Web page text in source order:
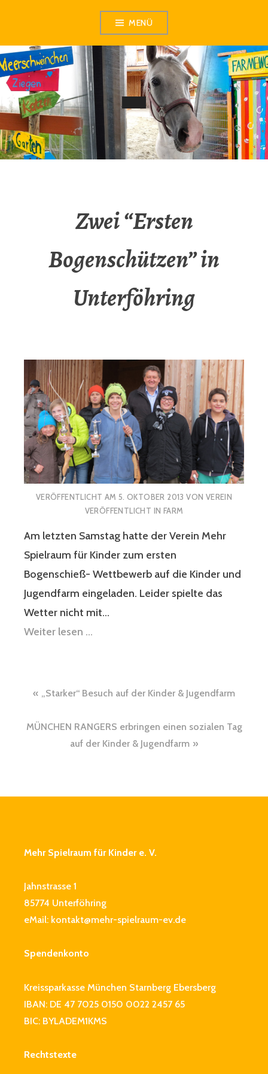
springen
MENÜ
Zwei “Ersten
Bogenschützen” in
Unterföhring
VERÖFFENTLICHT AM 5. OKTOBER 2013 VON VEREIN
VERÖFFENTLICHT IN FARM
Am letzten Samstag hatte der Verein Mehr
Spielraum für Kinder zum ersten
Bogenschieß- Wettbewerb auf die Kinder und
Jugendfarm eingeladen. Leider spielte das
Wetter nicht mit…
Weiter lesen …
Beitragsnavigation
„Starker“ Besuch auf der Kinder & Jugendfarm
MÜNCHEN RANGERS erbringen einen sozialen Tag
auf der Kinder & Jugendfarm
Mehr Spielraum für Kinder e. V.
Jahnstrasse 1
85774 Unterföhring
eMail: kontakt@mehr-spielraum-ev.de
Spendenkonto
Kreissparkasse München Starnberg Ebersberg
IBAN: DE 47 7025 0150 0022 2457 65
BIC: BYLADEM1KMS
Rechtstexte